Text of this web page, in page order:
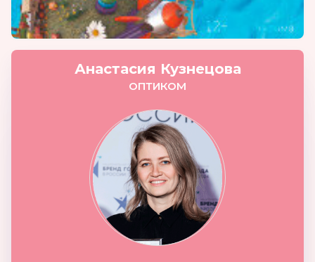
Анастасия Кузнецова
ОПТИКОМ